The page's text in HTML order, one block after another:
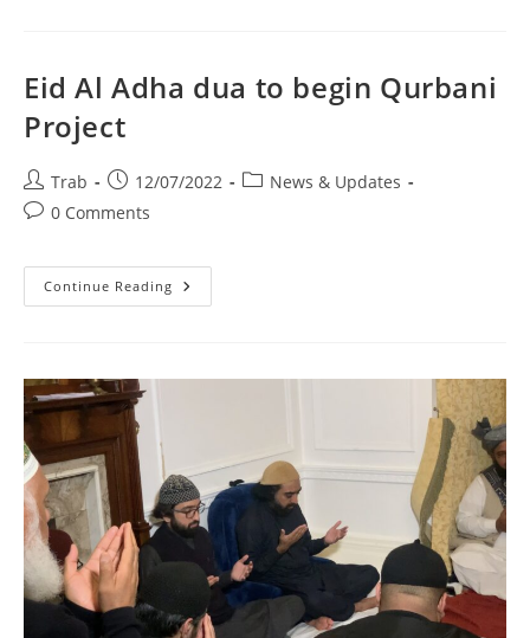
–
Eid Al Adha dua to begin Qurbani
Project
Post
author:
Trab
Post
published:
12/07/2022
PostNews & Updates
Post0 Comments
Continue Reading Eid
Al
Qurbani